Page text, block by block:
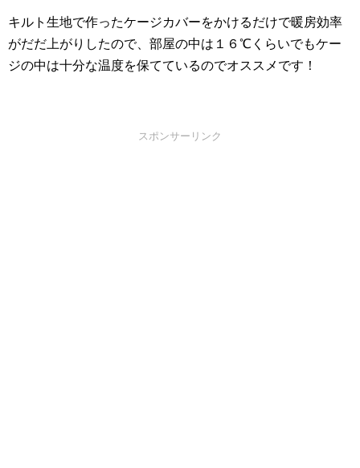
キルト生地で作ったケージカバーをかけるだけで暖房効率
がだだ上がりしたので、部屋の中は１６℃くらいでもケー
ジの中は十分な温度を保てているのでオススメです！
スポンサーリンク